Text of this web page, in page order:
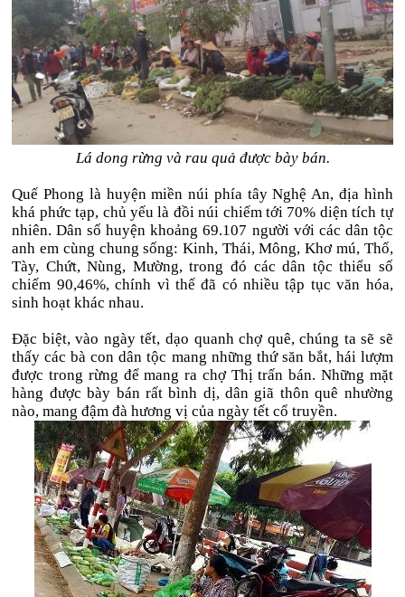
Lá dong rừng và rau quả được bày bán.
Quế Phong là huyện miền núi phía tây Nghệ An, địa hình
khá phức tạp, chủ yếu là đồi núi chiếm tới 70% diện tích tự
nhiên. Dân số huyện khoảng 69.107 người với các dân tộc
anh em cùng chung sống: Kinh, Thái, Mông, Khơ mú, Thổ,
Tày, Chứt, Nùng, Mường, trong đó các dân tộc thiểu số
chiếm 90,46%, chính vì thế đã có nhiều tập tục văn hóa,
sinh hoạt khác nhau.
Đặc biệt, vào ngày tết, dạo quanh chợ quê, chúng ta sẽ sẽ
thấy các bà con dân tộc mang những thứ săn bắt, hái lượm
được trong rừng để mang ra chợ Thị trấn bán. Những mặt
hàng được bày bán rất bình dị, dân giã thôn quê nhường
nào, mang đậm đà hương vị của ngày tết cổ truyền.